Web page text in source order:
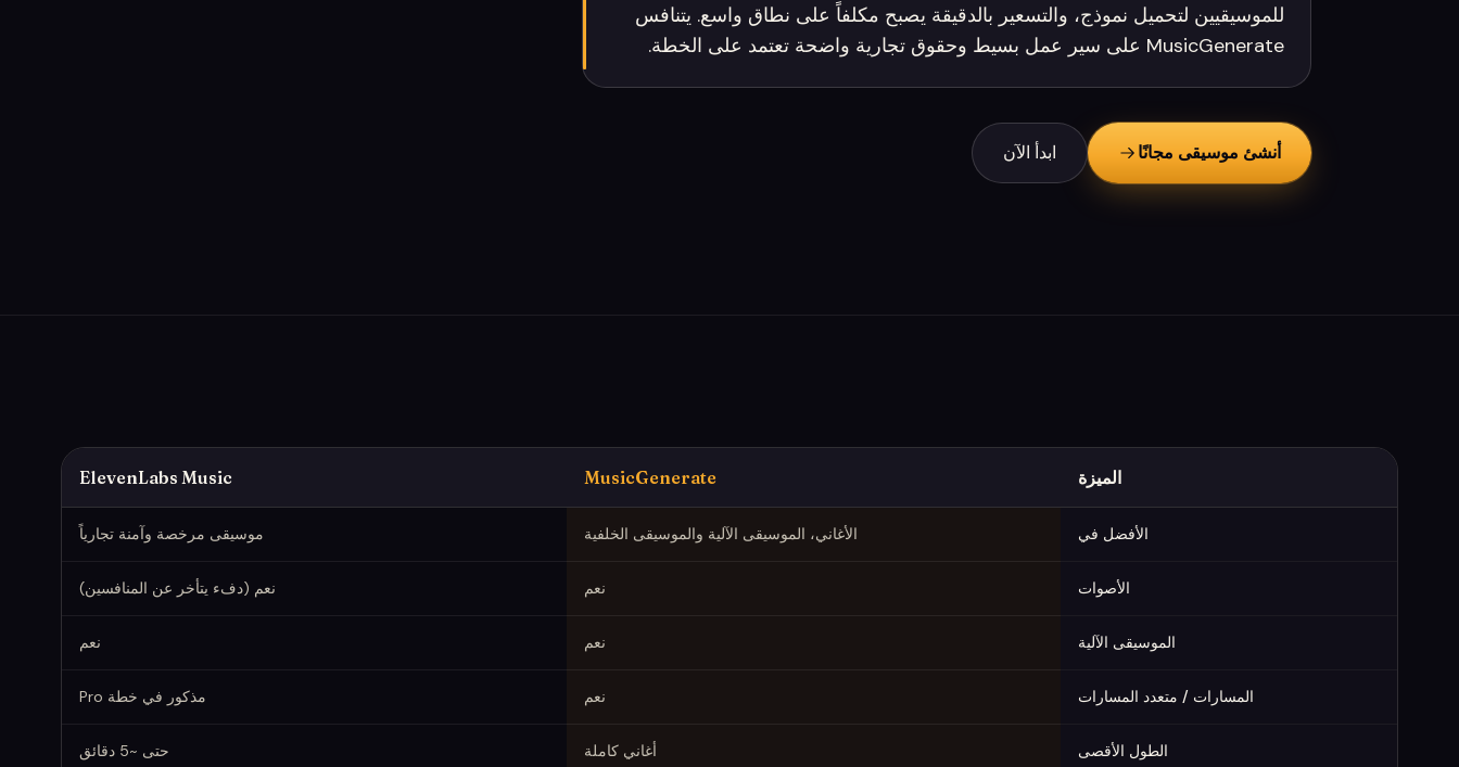
للموسيقيين لتحميل نموذج، والتسعير بالدقيقة يصبح مكلفاً على نطاق واسع. يتنافس
MusicGenerate على سير عمل بسيط وحقوق تجارية واضحة تعتمد على الخطة.
أنشئ موسيقى مجانًا ابدأ الآن
الميزة MusicGenerate
ElevenLabs Music
الأفضل في الأغاني، الموسيقى الآلية والموسيقى الخلفية موسيقى مرخصة وآمنة تجارياً
الأصوات نعم نعم (دفء يتأخر عن المنافسين)
الموسيقى الآلية نعم نعم
المسارات / متعدد المسارات نعم مذكور في خطة Pro
الطول الأقصى أغاني كاملة حتى ~5 دقائق